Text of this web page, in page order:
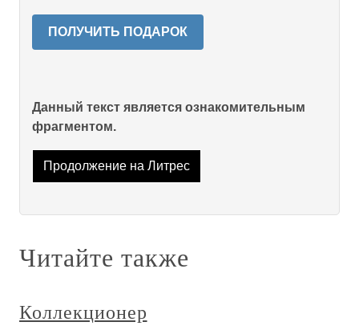
ПОЛУЧИТЬ ПОДАРОК
Данный текст является ознакомительным
фрагментом.
Продолжение на Литрес
Читайте также
Коллекционер